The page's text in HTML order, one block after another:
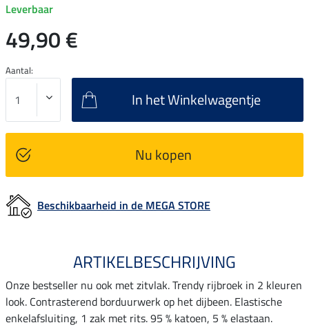
Leverbaar
49,90 €
Aantal:
In het Winkelwagentje
Nu kopen
Beschikbaarheid in de MEGA STORE
ARTIKELBESCHRIJVING
Onze bestseller nu ook met zitvlak. Trendy rijbroek in 2 kleuren
look. Contrasterend borduurwerk op het dijbeen. Elastische
enkelafsluiting, 1 zak met rits. 95 % katoen, 5 % elastaan.